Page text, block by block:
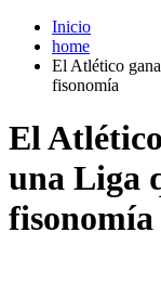
Inicio
home
El Atlético
fisonomía
El
una Liga
fisonomía